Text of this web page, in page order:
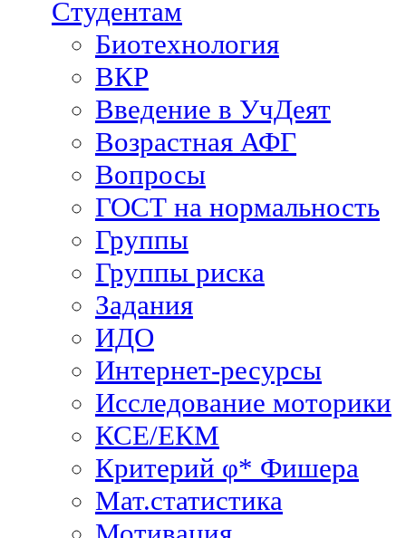
Студентам
Биотехнология
ВКР
Введение в УчДеят
Возрастная АФГ
Вопросы
ГОСТ на нормальность
Группы
Группы риска
Задания
ИДО
Интернет-ресурсы
Исследование моторики
КСЕ/ЕКМ
Критерий φ* Фишера
Мат.статистика